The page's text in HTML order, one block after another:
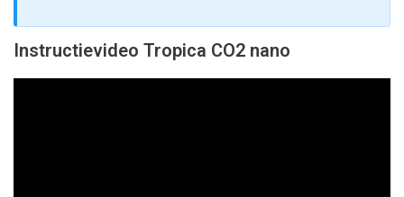
Instructievideo Tropica CO2 nano